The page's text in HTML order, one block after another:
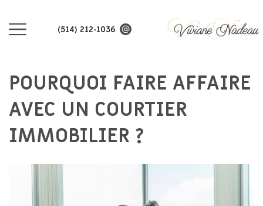
(514) 212-1036
POURQUOI FAIRE AFFAIRE
AVEC UN COURTIER
IMMOBILIER ?